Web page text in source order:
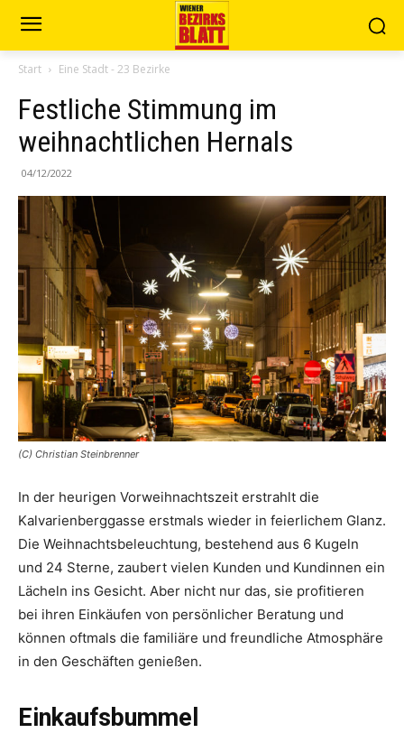
Start Eine Stadt - 23 Bezirke
Festliche Stimmung im
weihnachtlichen Hernals
04/12/2022
(C) Christian Steinbrenner
In der heurigen Vorweihnachtszeit erstrahlt die
Kalvarienberggasse erstmals wieder in feierlichem Glanz.
Die Weihnachtsbeleuchtung, bestehend aus 6 Kugeln
und 24 Sterne, zaubert vielen Kunden und Kundinnen ein
Lächeln ins Gesicht. Aber nicht nur das, sie profitieren
bei ihren Einkäufen von persönlicher Beratung und
können oftmals die familiäre und freundliche Atmosphäre
in den Geschäften genießen.
Einkaufsbummel